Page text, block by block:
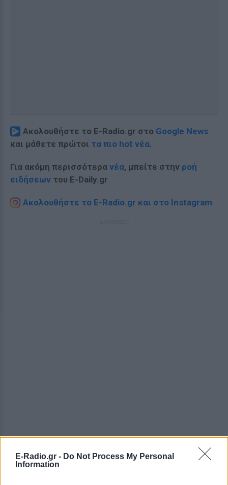
E-Radio.gr - Do Not Process My Personal
Information
Ακολουθήστε το E-Radio.gr στο Google News
και μάθετε πρώτοι τα πιο hot νέα.
Για ακόμη περισσότερα νέα, μπείτε στην ροή
ειδήσεων του E-Daily.gr
Ακολουθήστε το E-Radio.gr και στο Instagram
ΔΕΙΤΕ ΕΠΙΣΗΣ